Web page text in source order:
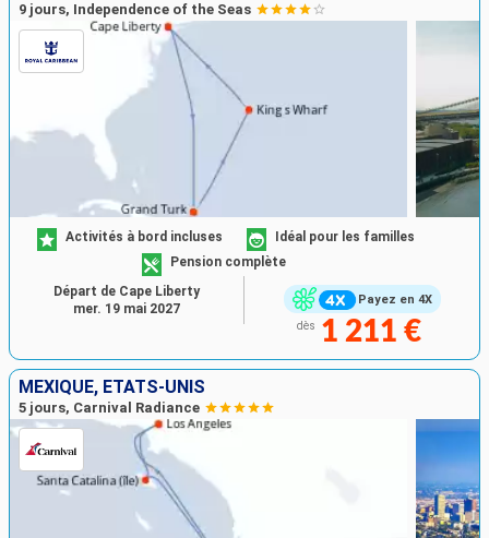
9 jours, Independence of the Seas
Payez en 4X
Activités à bord incluses
Idéal pour les familles
Pension complète
dès 1 211 €
Départ de Cape Liberty
mer. 19 mai 2027
MEXIQUE, ÉTATS-UNIS
5 jours, Carnival Radiance